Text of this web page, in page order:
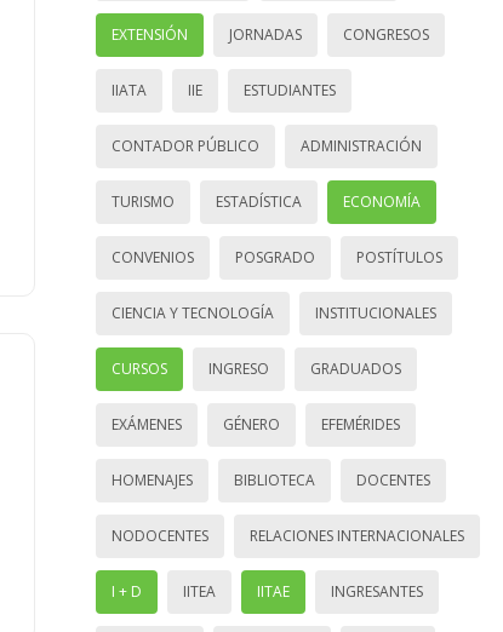
EXTENSIÓN JORNADAS CONGRESOS
IIATA IIE ESTUDIANTES
CONTADOR PÚBLICO ADMINISTRACIÓN
TURISMO ESTADÍSTICA ECONOMÍA
CONVENIOS POSGRADO POSTÍTULOS
CIENCIA Y TECNOLOGÍA INSTITUCIONALES
CURSOS INGRESO GRADUADOS
EXÁMENES GÉNERO EFEMÉRIDES
HOMENAJES BIBLIOTECA DOCENTES
NODOCENTES RELACIONES INTERNACIONALES
I + D IITEA IITAE INGRESANTES